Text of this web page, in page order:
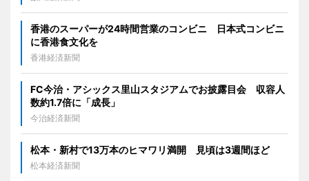
香港のスーパーが24時間営業のコンビニ 日本式コンビニ
に香港食文化を
香港経済新聞
FC今治・アシックス里山スタジアムでお披露目会 収容人
数約1.7倍に「成長」
今治経済新聞
松本・新村で13万本のヒマワリ満開 見頃は3週間ほど
松本経済新聞